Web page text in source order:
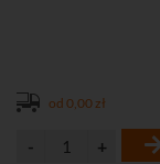
• Funkcja PoE
• Obsługa VLAN,
ochrony przed
• Metalowa
od 0,00 zł